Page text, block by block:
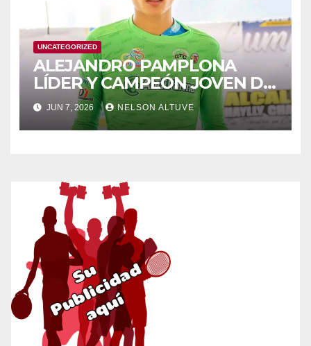
UNCATEGORIZED
ALEJANDRO PAMPLONA
LÍDER Y CAMPEÓN JOVEN DE
PUNTA A PUNTA
JUN 7, 2026 NELSON ALTUVE